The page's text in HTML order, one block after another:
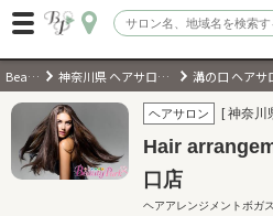
ログイン
会員登録（無料）
BeautyPark 神奈川県 ヘアサロン・美容室・美容院
ヘアサロン [ 神奈川
Hair
口店
ヘアアレンジメントボガ